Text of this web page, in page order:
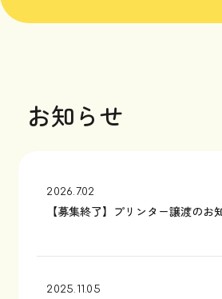
お知らせ
2026.7.02
【募集終了】プリンター譲渡のお
2025.11.05